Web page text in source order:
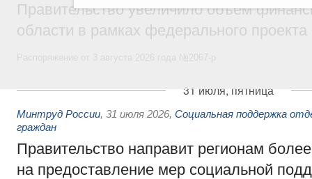
Правительство увеличило объём
области в рамках федерального
31 июля, пятница
Минтруд России, 31 июля 2026, Социальная поддержка
граждан
Правительство направит регионам
на предоставление мер социальной